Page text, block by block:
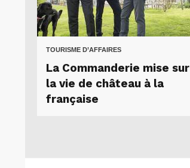
TOURISME D’AFFAIRES
La Commanderie mise sur
la vie de château à la
française